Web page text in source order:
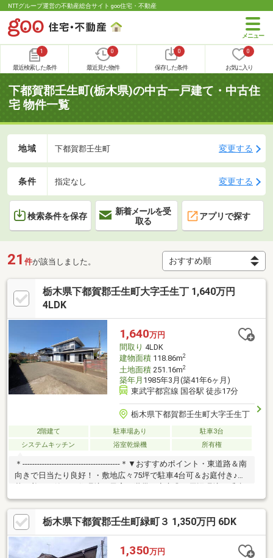
NTTグループ運営の不動産総合サイト goo住宅・不動産
1
最近検索した条件
0
最近見た物件
0
保存した条件
0
お気に入り
下都賀郡壬生町(栃木県)の中古一戸建て・中古住
宅 物件一覧
地域 下都賀郡壬生町 変更する
条件 指定なし 変更する
検索条件を保存
新着メールを受
取る
アプリで探す
21 件が該当しました。
栃木県下都賀郡壬生町大字壬生丁 1,640万円
4LDK
1,640万円
間取り 4LDK
建物面積118.86m2
土地面積251.16m2
築年月 1985年3月(築41年6ヶ月)
東武宇都宮線 国谷駅 徒歩17分
栃木県下都賀郡壬生町大字壬生丁
2階建て 駐車場あり
駐車3台
システムキッチン
浴室乾燥機 所有権
＊----------------------------------------＊▼おすすめポイント・東道路＆南
向きで日当たり良好！・敷地広々75坪で駐車4台可＆お庭付き♪・
町立壬生東小学校（約1600ｍ）・壬生町立壬生中学校（約3600
ｍ）・ありんこ保育園（約1000ｍ）・セブンイレブン壬生国谷店
（約900ｍ）＊----------------------------------------＊▼本日ご見学可能
「今から見学したい」大歓迎です！お気軽にお問い合わせくださ
い♪住宅ローンのご相談も随時お任せください◎
栃木県下都賀郡壬生町緑町３ 1,350万円 6DK
1,350万円